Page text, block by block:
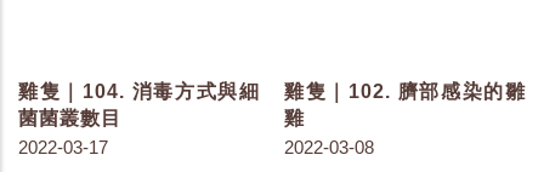
雞隻｜123. 雞隻感受光的
另一種方式
2022-07-08
雞隻｜122. 盡可能降低使
用抗生素
2022-07-06